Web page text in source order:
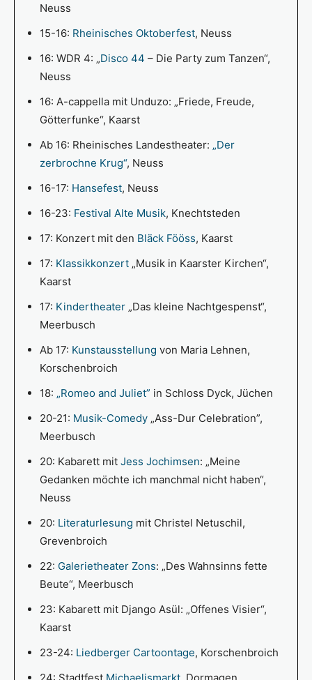
Neuss
15-16: Rheinisches Oktoberfest, Neuss
16: WDR 4: „Disco 44 – Die Party zum Tanzen“,
Neuss
16: A-cappella mit Unduzo: „Friede, Freude,
Götterfunke“, Kaarst
Ab 16: Rheinisches Landestheater: „Der
zerbrochne Krug“, Neuss
16-17: Hansefest, Neuss
16-23: Festival Alte Musik, Knechtsteden
17: Konzert mit den Bläck Fööss, Kaarst
17: Klassikkonzert „Musik in Kaarster Kirchen“,
Kaarst
17: Kindertheater „Das kleine Nachtgespenst“,
Meerbusch
Ab 17: Kunstausstellung von Maria Lehnen,
Korschenbroich
18: „Romeo and Juliet” in Schloss Dyck, Jüchen
20-21: Musik-Comedy „Ass-Dur Celebration”,
Meerbusch
20: Kabarett mit Jess Jochimsen: „Meine
Gedanken möchte ich manchmal nicht haben“,
Neuss
20: Literaturlesung mit Christel Netuschil,
Grevenbroich
22: Galerietheater Zons: „Des Wahnsinns fette
Beute“, Meerbusch
23: Kabarett mit Django Asül: „Offenes Visier“,
Kaarst
23-24: Liedberger Cartoontage, Korschenbroich
24: Stadtfest Michaelismarkt , Dormagen